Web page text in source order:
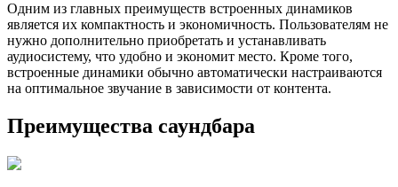
Одним из главных преимуществ встроенных динамиков
является их компактность и экономичность. Пользователям не
нужно дополнительно приобретать и устанавливать
аудиосистему, что удобно и экономит место. Кроме того,
встроенные динамики обычно автоматически настраиваются
на оптимальное звучание в зависимости от контента.
Преимущества саундбара